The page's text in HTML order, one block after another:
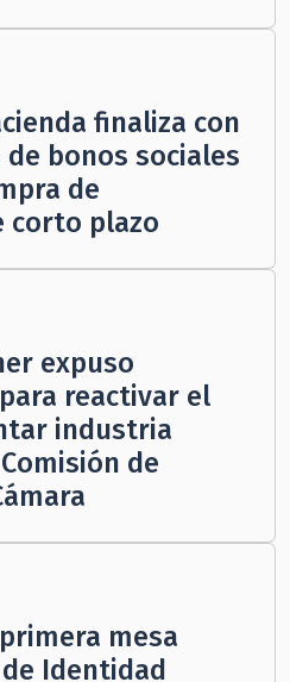
finaliza con
bonos sociales
de
corto plazo
expuso
reactivar el
industria
de
mesa
Identidad